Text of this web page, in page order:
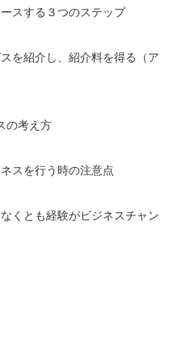
スする３つのステップ
を紹介し、紹介料を得る（ア
の考え方
スを行う時の注意点
くとも経験がビジネスチャン